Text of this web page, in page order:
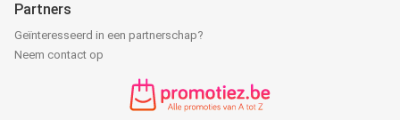
Partners
Geïnteresseerd in een partnerschap?
Neem contact op